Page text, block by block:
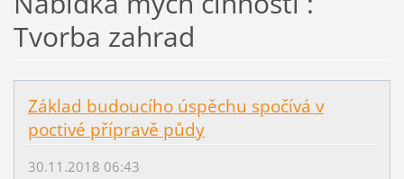
Tvorba zahrad
Základ budoucího úspěchu spočívá v
poctivé přípravě půdy
30.11.2018 06:43